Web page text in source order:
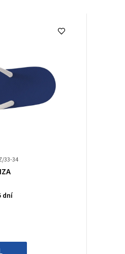
33-34
dní